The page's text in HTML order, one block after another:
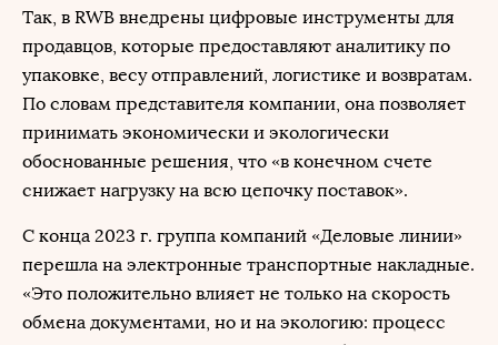
Так, в RWB внедрены цифровые инструменты для
продавцов, которые предоставляют аналитику по
упаковке, весу отправлений, логистике и возвратам.
По словам представителя компании, она позволяет
принимать экономически и экологически
обоснованные решения, что «в конечном счете
снижает нагрузку на всю цепочку поставок».
С конца 2023 г. группа компаний «Деловые линии»
перешла на электронные транспортные накладные.
«Это положительно влияет не только на скорость
обмена документами, но и на экологию: процесс